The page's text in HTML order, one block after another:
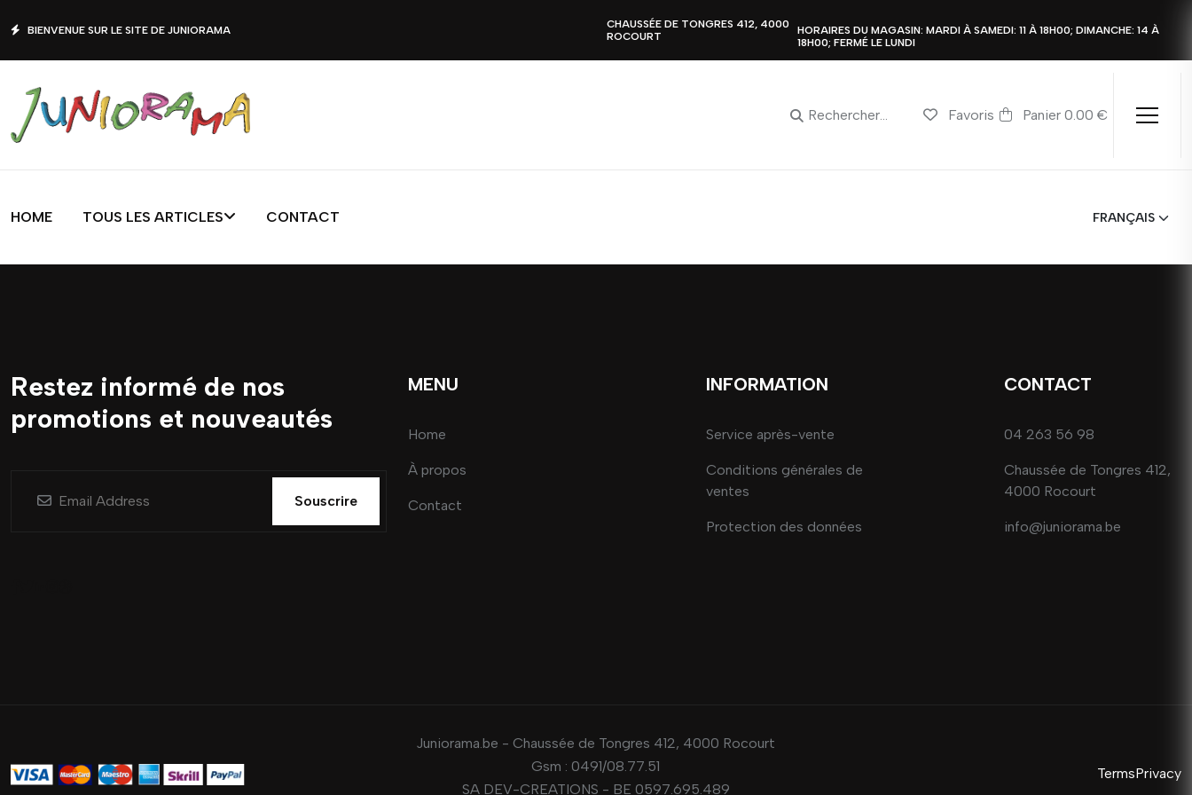
BIENVENUE SUR LE SITE DE JUNIORAMA
CHAUSSÉE DE TONGRES 412, 4000
ROCOURT
HORAIRES DU MAGASIN: MARDI À SAMEDI: 11 À 18H00; DIMANCHE: 14 À
18H00; FERMÉ LE LUNDI
Favoris Panier 0.00 €
HOME TOUS LES ARTICLES CONTACT
Restez informé de nos
promotions et nouveautés
Souscrire
MENU
Home
À propos
Contact
INFORMATION
Service après-vente
Conditions générales de
ventes
Protection des données
CONTACT
04 263 56 98
Chaussée de Tongres 412,
4000 Rocourt
info@juniorama.be
Juniorama.be - Chaussée de Tongres 412, 4000 Rocourt
Gsm : 0491/08.77.51
SA DEV-CREATIONS - BE 0597.695.489
TermsPrivacy